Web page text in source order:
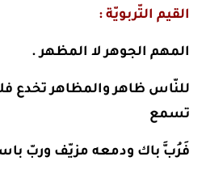
القيم التّربويّة :
المهم الجوهر لا المظهر .
للنّاس ظاهر والمظاهر تخدع
تسمع
فَرُبَّ باك ودمعه مزيّف وربّ